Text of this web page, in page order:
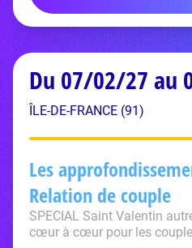
Du 07/02/27 au
ÎLE-DE-FRANCE (91)
Les
Relation de couple
SPECIAL Saint Valentin
cœur à cœur pour les